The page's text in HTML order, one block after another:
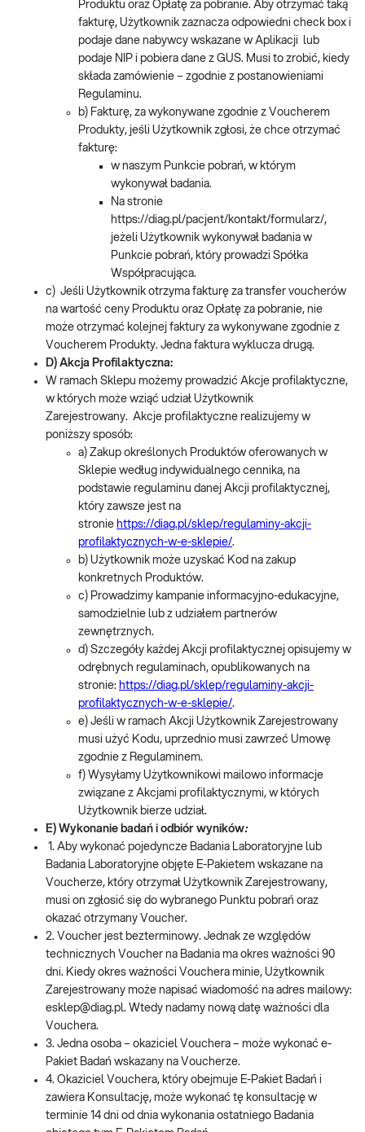
Produktu oraz Opłatę za pobranie. Aby otrzymać taką
fakturę, Użytkownik zaznacza odpowiedni check box i
podaje dane nabywcy wskazane w Aplikacji lub
podaje NIP i pobiera dane z GUS. Musi to zrobić, kiedy
składa zamówienie – zgodnie z postanowieniami
Regulaminu.
b) Fakturę, za wykonywane zgodnie z Voucherem
Produkty, jeśli Użytkownik zgłosi, że chce otrzymać
fakturę:
w naszym Punkcie pobrań, w którym
wykonywał badania.
Na stronie
https://diag.pl/pacjent/kontakt/formularz/,
jeżeli Użytkownik wykonywał badania w
Punkcie pobrań, który prowadzi Spółka
Współpracująca.
c) Jeśli Użytkownik otrzyma fakturę za transfer voucherów
na wartość ceny Produktu oraz Opłatę za pobranie, nie
może otrzymać kolejnej faktury za wykonywane zgodnie z
Voucherem Produkty. Jedna faktura wyklucza drugą.
D) Akcja Profilaktyczna:
W ramach Sklepu możemy prowadzić Akcje profilaktyczne,
w których może wziąć udział Użytkownik
Zarejestrowany. Akcje profilaktyczne realizujemy w
poniższy sposób:
a) Zakup określonych Produktów oferowanych w
Sklepie według indywidualnego cennika, na
podstawie regulaminu danej Akcji profilaktycznej,
który zawsze jest na
stronie https://diag.pl/sklep/regulaminy-akcji-
profilaktycznych-w-e-sklepie/.
b) Użytkownik może uzyskać Kod na zakup
konkretnych Produktów.
c) Prowadzimy kampanie informacyjno-edukacyjne,
samodzielnie lub z udziałem partnerów
zewnętrznych.
d) Szczegóły każdej Akcji profilaktycznej opisujemy w
odrębnych regulaminach, opublikowanych na
stronie: https://diag.pl/sklep/regulaminy-akcji-
profilaktycznych-w-e-sklepie/.
e) Jeśli w ramach Akcji Użytkownik Zarejestrowany
musi użyć Kodu, uprzednio musi zawrzeć Umowę
zgodnie z Regulaminem.
f) Wysyłamy Użytkownikowi mailowo informacje
związane z Akcjami profilaktycznymi, w których
Użytkownik bierze udział.
E) Wykonanie badań i odbiór wyników:
1. Aby wykonać pojedyncze Badania Laboratoryjne lub
Badania Laboratoryjne objęte E-Pakietem wskazane na
Voucherze, który otrzymał Użytkownik Zarejestrowany,
musi on zgłosić się do wybranego Punktu pobrań oraz
okazać otrzymany Voucher.
2. Voucher jest bezterminowy. Jednak ze względów
technicznych Voucher na Badania ma okres ważności 90
dni. Kiedy okres ważności Vouchera minie, Użytkownik
Zarejestrowany może napisać wiadomość na adres mailowy:
esklep@diag.pl. Wtedy nadamy nową datę ważności dla
Vouchera.
3. Jedna osoba – okaziciel Vouchera – może wykonać e-
Pakiet Badań wskazany na Voucherze.
4. Okaziciel Vouchera, który obejmuje E-Pakiet Badań i
zawiera Konsultację, może wykonać tę konsultację w
terminie 14 dni od dnia wykonania ostatniego Badania